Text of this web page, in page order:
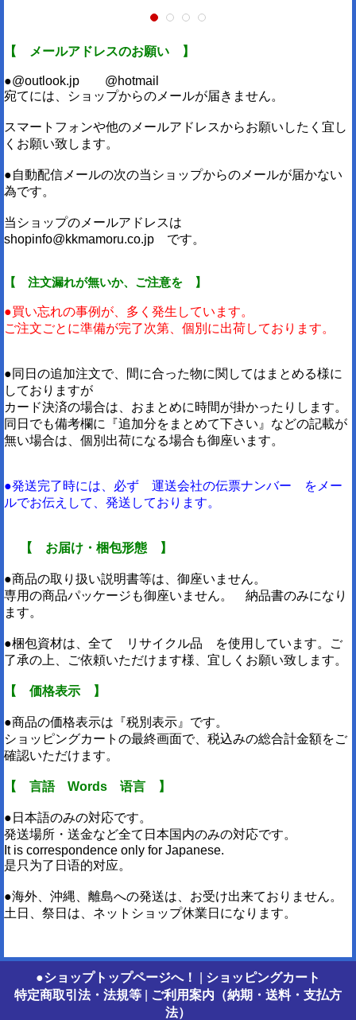
【 メールアドレスのお願い 】
●@outlook.jp @hotmail
宛てには、ショップからのメールが届きません。
スマートフォンや他のメールアドレスからお願いしたく宜し
くお願い致します。
●自動配信メールの次の当ショップからのメールが届かない
為です。
当ショップのメールアドレスは
shopinfo@kkmamoru.co.jp です。
【 注文漏れが無いか、ご注意を 】
●買い忘れの事例が、多く発生しています。
ご注文ごとに準備が完了次第、個別に出荷しております。
●同日の追加注文で、間に合った物に関してはまとめる様に
しておりますが
カード決済の場合は、おまとめに時間が掛かったりします。
同日でも備考欄に『追加分をまとめて下さい』などの記載が
無い場合は、個別出荷になる場合も御座います。
●発送完了時には、必ず 運送会社の伝票ナンバー をメー
ルでお伝えして、発送しております。
【 お届け・梱包形態 】
●商品の取り扱い説明書等は、御座いません。
専用の商品パッケージも御座いません。 納品書のみになり
ます。
●梱包資材は、全て リサイクル品 を使用しています。ご
了承の上、ご依頼いただけます様、宜しくお願い致します。
【 価格表示 】
●商品の価格表示は『税別表示』です。
ショッピングカートの最終画面で、税込みの総合計金額をご
確認いただけます。
【 言語 Words 语言 】
●日本語のみの対応です。
発送場所・送金など全て日本国内のみの対応です。
It is correspondence only for Japanese.
是只为了日语的对应。
●海外、沖縄、離島への発送は、お受け出来ておりません。
土日、祭日は、ネットショップ休業日になります。
●ショップトップページへ！
ショッピングカート
特定商取引法・法規等
ご利用案内（納期・送料・支払方
法）